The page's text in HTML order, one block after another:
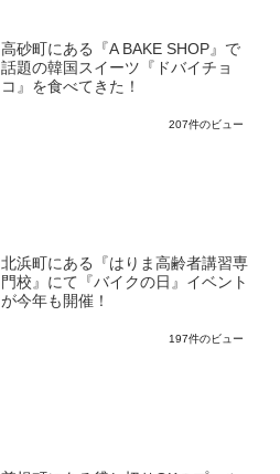
高砂町にある『A BAKE SHOP』で
話題の韓国スイーツ『ドバイチョ
コ』を食べてきた！
207件のビュー
北浜町にある『はりま高齢者講習専
門校』にて『バイクの日』イベント
が今年も開催！
197件のビュー